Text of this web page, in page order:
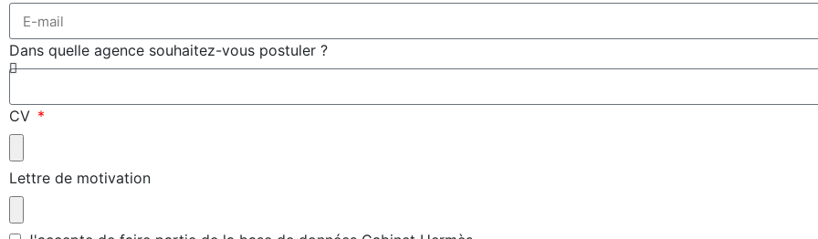
Dans quelle agence souhaitez-vous postuler ?
CV
Lettre de motivation